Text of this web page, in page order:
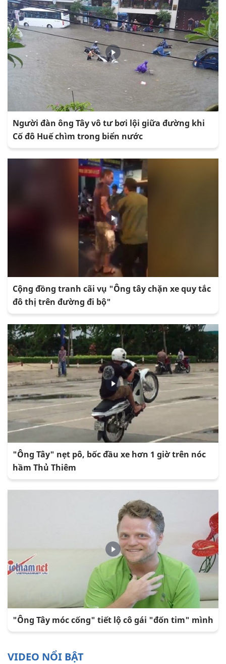
Người đàn ông Tây vô tư bơi lội giữa đường khi
Cố đô Huế chìm trong biển nước
Cộng đồng tranh cãi vụ "Ông tây chặn xe quy tắc
đô thị trên đường đi bộ"
"Ông Tây" nẹt pô, bốc đầu xe hơn 1 giờ trên nóc
hầm Thủ Thiêm
"Ông Tây móc cống" tiết lộ cô gái "đốn tim" mình
VIDEO NỔI BẬT